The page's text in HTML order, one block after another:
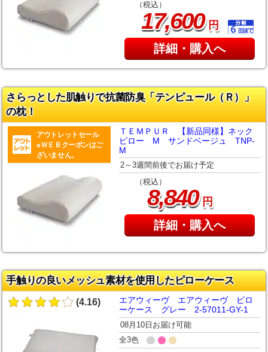
（税込）
17,600円
詳細・購入へ
さらっとした肌触りで抗菌防臭「テンピュール（Ｒ）」
の枕！
アウトレットセール
※ＷＥＢクーポンはご
ざいません。
ＴＥＭＰＵＲ 【新品同様】ネック
ピロー M サンドベージュ TNP-
M
2～3週間前後でお届け予定
（税込）
8,840円
詳細・購入へ
手触りの良いメッシュ素材を使用したピローケース
(4.16)
エアウィーヴ エアウィーヴ ピロ
ーケース グレー 2-57011-GY-1
08月10日お届け可能
全3色